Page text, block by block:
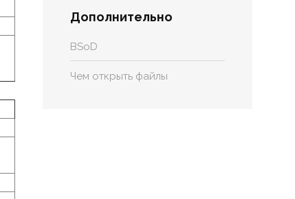
Дополнительно
BSoD
Чем открыть файлы